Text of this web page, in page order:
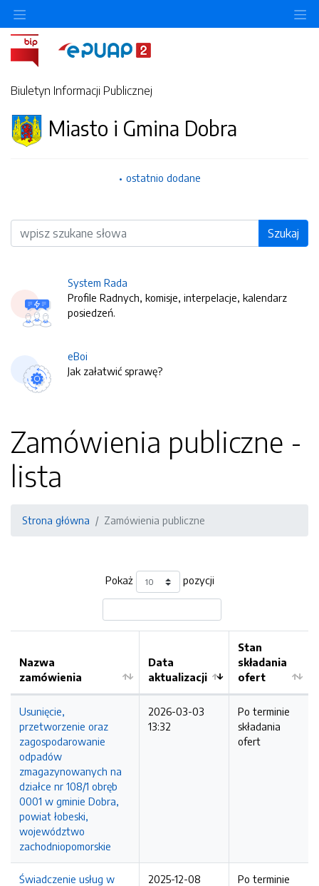
Biuletyn Informacji Publicznej
Miasto i Gmina Dobra
ostatnio dodane
Wyszukiwarka Szukaj
System Rada
Profile Radnych, komisje, interpelacje, kalendarz
posiedzeń.
eBoi
Jak załatwić sprawę?
Zamówienia publiczne -
lista
Strona główna Zamówienia publiczne
Pokaż pozycji
Nazwa
zamówienia
Data
aktualizacji
Stan
składania
ofert
Usunięcie,
przetworzenie oraz
zagospodarowanie
odpadów
zmagazynowanych na
działce nr 108/1 obręb
0001 w gminie Dobra,
powiat łobeski,
województwo
zachodniopomorskie
2026-03-03
13:32
Po terminie
składania
ofert
Świadczenie usług w
2025-12-08
Po terminie